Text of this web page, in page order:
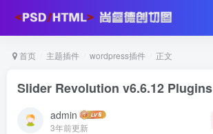
首页 主题插件 wordpress插件 正文
Slider Revolution v6.6.12 Plugins
admin
3年前更新